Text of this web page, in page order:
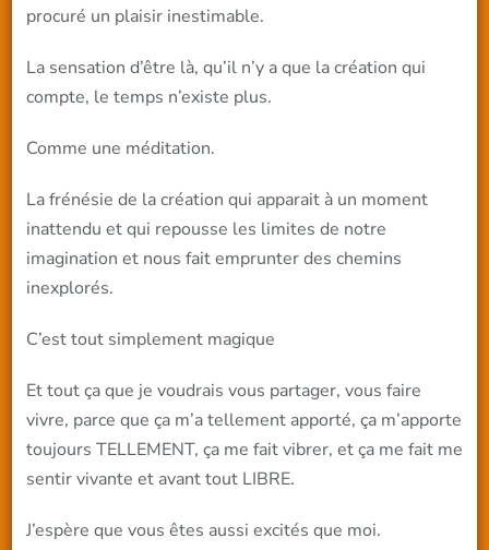
procuré un plaisir inestimable.
La sensation d’être là, qu’il n’y a que la création qui
compte, le temps n’existe plus.
Comme une méditation.
La frénésie de la création qui apparait à un moment
inattendu et qui repousse les limites de notre
imagination et nous fait emprunter des chemins
inexplorés.
C’est tout simplement magique
Et tout ça que je voudrais vous partager, vous faire
vivre, parce que ça m’a tellement apporté, ça m’apporte
toujours TELLEMENT, ça me fait vibrer, et ça me fait me
sentir vivante et avant tout LIBRE.
J’espère que vous êtes aussi excités que moi.